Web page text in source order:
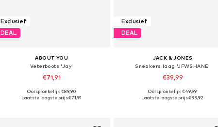
Exclusief
DEAL
ABOUT YOU
Veterboots 'Jay'
€71,91
Beschikbaar in vele maten
Oorspronkelijk: €89,90
Laatste laagste prijs:€71,91
Exclusief
DEAL
JACK & JONES
Sneakers laag 'JFWSHANE'
€39,99
Beschikbare maten: 40, 41, 42, 44, 45
Oorspronkelijk: €49,99
Laatste laagste prijs:€33,92